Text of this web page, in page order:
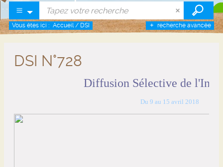
recherche avancée
Vous êtes ici : Accueil / DSI
DSI N°728